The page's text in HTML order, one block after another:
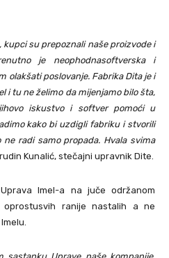
kupci su prepoznali naše proizvode i
je neophodnasoftverska i
olakšati poslovanje. Fabrika Dita je i
i tu ne želimo da mijenjamo bilo šta,
iskustvo i softver pomoći u
kako bi uzdigli fabriku i stvorili
radi samo propada. Hvala svima
Kunalić, stečajni upravnik Dite.
Imel-a na juče održanom
ranije nastalih a ne